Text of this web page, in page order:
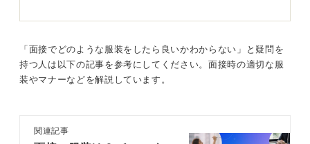
タイツといっても厚手のものではなく、ストッキングに
近いような薄手のタイツを選ばれると良いのではないで
のであれば、薄手のタイツを選ぶのがおすすめです。
「面接でどのような服装をしたら良いかわからない」と疑問を
持つ人は以下の記事を参考にしてください。面接時の適切な服
装やマナーなどを解説しています。
関連記事